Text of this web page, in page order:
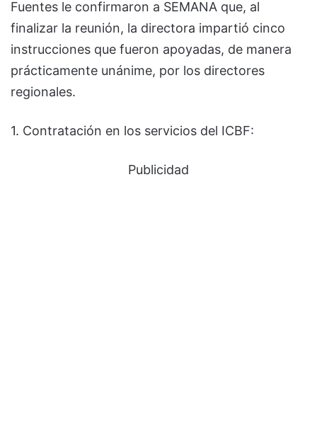
Fuentes le confirmaron a SEMANA que, al
finalizar la reunión, la directora impartió cinco
instrucciones que fueron apoyadas, de manera
prácticamente unánime, por los directores
regionales.
1. Contratación en los servicios del ICBF:
Publicidad